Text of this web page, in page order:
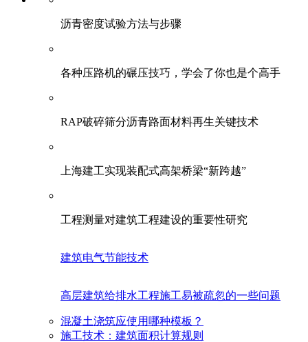
​沥青密度试验方法与步骤
各种压路机的碾压技巧，学会了你也是个高手
RAP破碎筛分沥青路面材料再生关键技术
上海建工实现装配式高架桥梁“新跨越”
工程测量对建筑工程建设的重要性研究
建筑电气节能技术
高层建筑给排水工程施工易被疏忽的一些问题
混凝土浇筑应使用哪种模板？
施工技术：建筑面积计算规则